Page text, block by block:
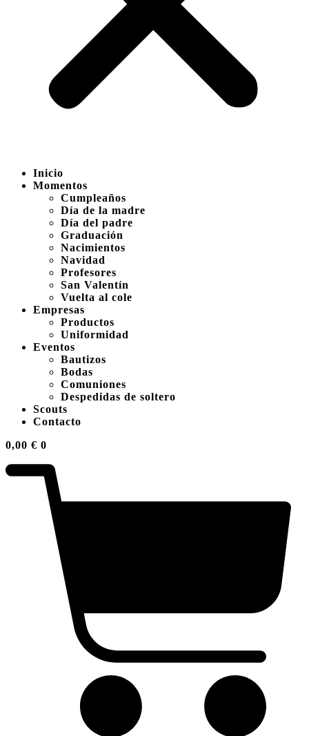
Inicio
Momentos
Cumpleaños
Día de la madre
Día del padre
Graduación
Nacimientos
Navidad
Profesores
San Valentín
Vuelta al cole
Empresas
Productos
Uniformidad
Eventos
Bautizos
Bodas
Comuniones
Despedidas de soltero
Scouts
Contacto
0,00 € 0